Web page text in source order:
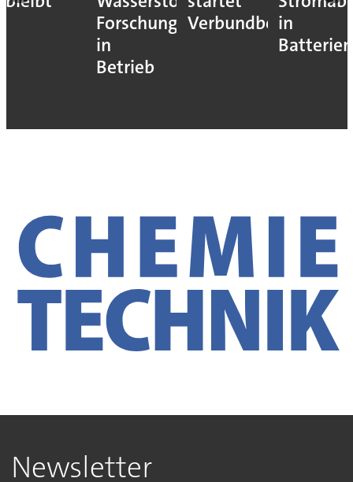
Forschung
in
Betrieb
Verbundbetrieb
in
Batterien
Newsletter